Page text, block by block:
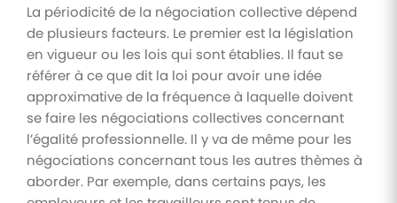
La périodicité de la négociation collective dépend
de plusieurs facteurs. Le premier est la législation
en vigueur ou les lois qui sont établies. Il faut se
référer à ce que dit la loi pour avoir une idée
approximative de la fréquence à laquelle doivent
se faire les négociations collectives concernant
l’égalité professionnelle. Il y va de même pour les
négociations concernant tous les autres thèmes à
aborder. Par exemple, dans certains pays, les